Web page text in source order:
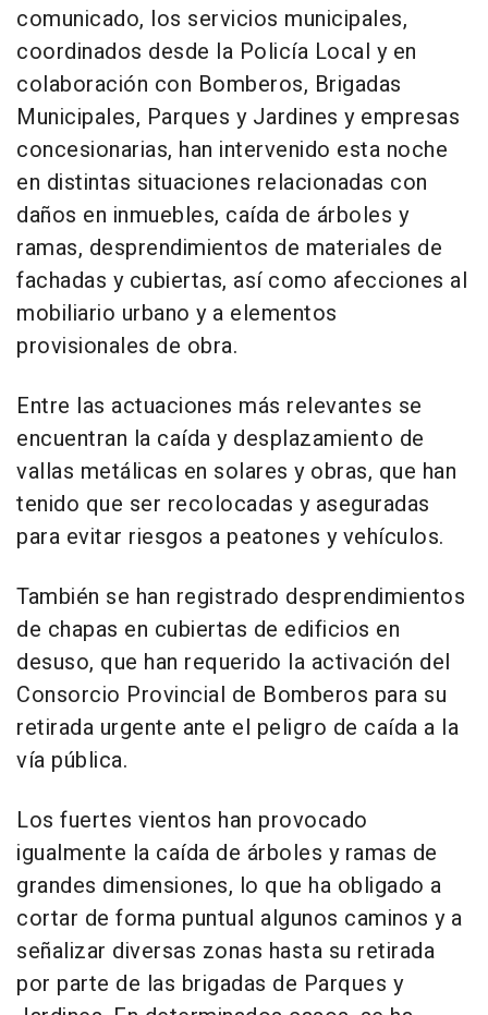
comunicado, los servicios municipales,
coordinados desde la Policía Local y en
colaboración con Bomberos, Brigadas
Municipales, Parques y Jardines y empresas
concesionarias, han intervenido esta noche
en distintas situaciones relacionadas con
daños en inmuebles, caída de árboles y
ramas, desprendimientos de materiales de
fachadas y cubiertas, así como afecciones al
mobiliario urbano y a elementos
provisionales de obra.
Entre las actuaciones más relevantes se
encuentran la caída y desplazamiento de
vallas metálicas en solares y obras, que han
tenido que ser recolocadas y aseguradas
para evitar riesgos a peatones y vehículos.
También se han registrado desprendimientos
de chapas en cubiertas de edificios en
desuso, que han requerido la activación del
Consorcio Provincial de Bomberos para su
retirada urgente ante el peligro de caída a la
vía pública.
Los fuertes vientos han provocado
igualmente la caída de árboles y ramas de
grandes dimensiones, lo que ha obligado a
cortar de forma puntual algunos caminos y a
señalizar diversas zonas hasta su retirada
por parte de las brigadas de Parques y